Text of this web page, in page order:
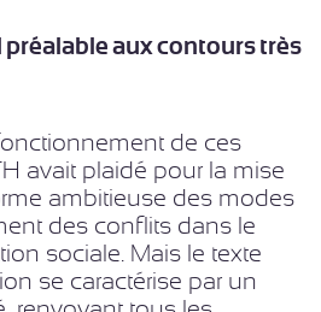
aux contours très
de ces
avait plaidé pour la mise
ambitieuse des modes
des conflits dans le
sociale. Mais le texte
se caractérise par un